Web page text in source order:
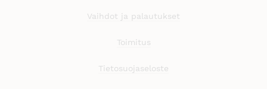
Vaihdot ja palautukset
Toimitus
Tietosuojaseloste